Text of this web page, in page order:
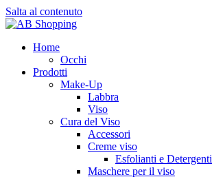
Salta al contenuto
Home
Occhi
Prodotti
Make-Up
Labbra
Viso
Cura del Viso
Accessori
Creme viso
Esfolianti e Detergenti
Maschere per il viso